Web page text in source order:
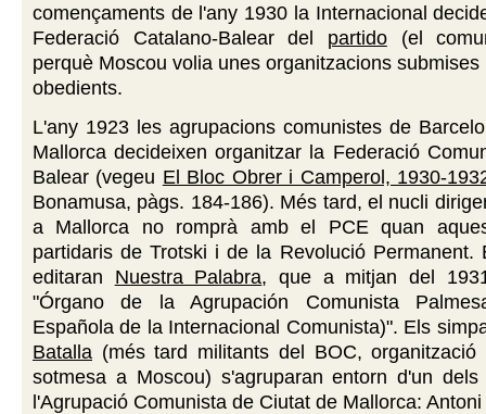
començaments de l'any 1930 la Internacional
Federació Catalano-Balear del partido(el
perquè Moscou volia unes organitzacions
obedients.
L'any 1923 les agrupacions comunistes de
Mallorca decideixen organitzar la Federació
Balear (vegeu El Bloc Obrer i Camperol, 1930-
Bonamusa, pàgs. 184-186). Més tard, el nucli
a Mallorca no romprà amb el PCE quan
partidaris de Trotski i de la Revolució Permanent.
editaran Nuestra Palabra, que a mitjan del
"Órgano de la Agrupación Comunista
Española de la Internacional Comunista)". Els
Batalla (més tard militants del BOC, organització
sotmesa a Moscou) s'agruparan entorn d'un
l'Agrupació Comunista de Ciutat de Mallorca: